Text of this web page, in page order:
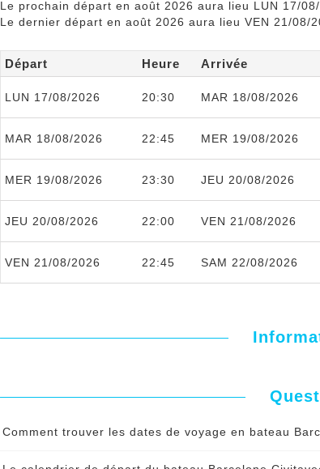
Le prochain départ en août 2026 aura lieu LUN 17/
Le dernier départ en août 2026 aura lieu VEN 21/08/
Départ Heure Arrivée
LUN 17/08/2026 20:30 MAR 18/08/2026
MAR 18/08/2026 22:45 MER 19/08/2026
MER 19/08/2026 23:30 JEU 20/08/2026
JEU 20/08/2026 22:00 VEN 21/08/2026
VEN 21/08/2026 22:45 SAM 22/08/2026
Comment trouver les dates de voyage en bateau